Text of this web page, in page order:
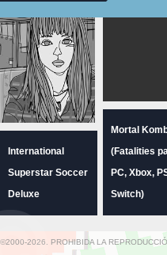
International
Superstar Soccer
Deluxe
Mortal
(Fatalities
PC, Xbox,
Switch)
©2000-2026. PROHIBIDA LA